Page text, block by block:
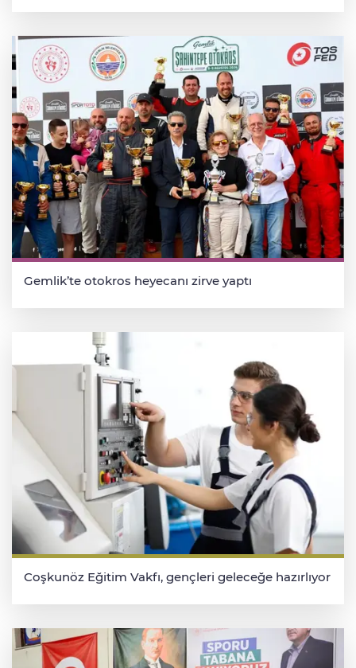
Gemlik’te otokros heyecanı zirve yaptı
Coşkunöz Eğitim Vakfı, gençleri geleceğe hazırlıyor